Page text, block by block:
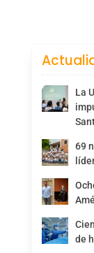
La
69
de